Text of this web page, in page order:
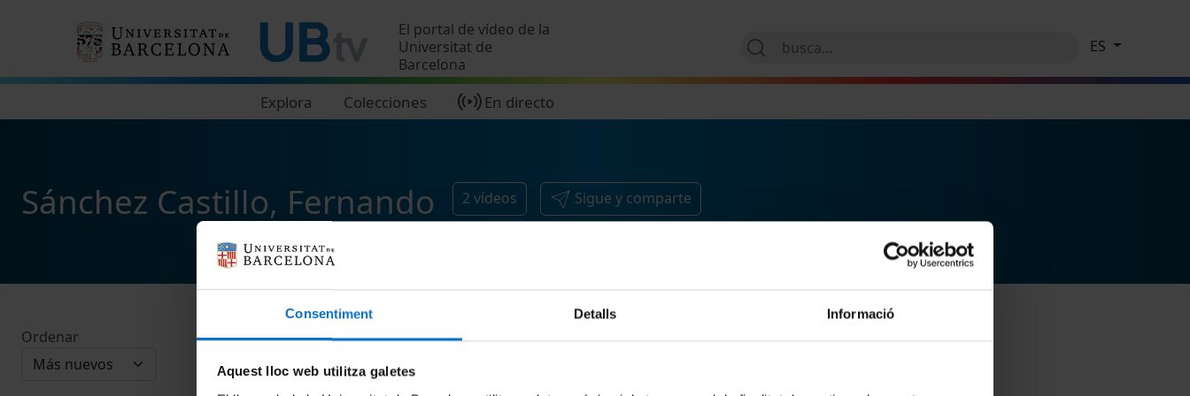
Consentiment Detalls Informació
Aquest lloc web utilitza galetes
El portal de vídeo de la
Universitat de
Barcelona
Explora Colecciones En directo
ES
Sánchez Castillo, Fernando 2 vídeos Sigue y comparte
Ordenar